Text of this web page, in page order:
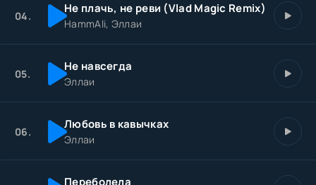
04. Не плачь, не реви (Vlad Magic Remix)
HammAli, Эллаи
05. Не навсегда
Эллаи
06. Любовь в кавычках
Эллаи
Переболела